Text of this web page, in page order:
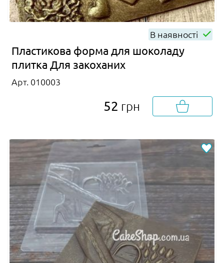
В наявності
Пластикова форма для шоколаду
плитка Для закоханих
Арт. 010003
52 грн